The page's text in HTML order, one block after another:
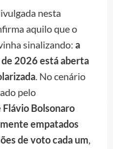
nesta
aquilo que o
sinalizando: a
2026 está aberta
. No cenário
pelo
Flávio Bolsonaro
empatados
de voto cada um,